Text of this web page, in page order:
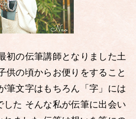
初の伝筆講師となりました土
供の頃からお便りをすること
筆文字はもちろん「字」には
した そんな私が伝筆に出会い